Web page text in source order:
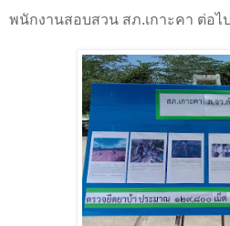
พนักงานสอบสวน สภ.เกาะคา ต่อไป